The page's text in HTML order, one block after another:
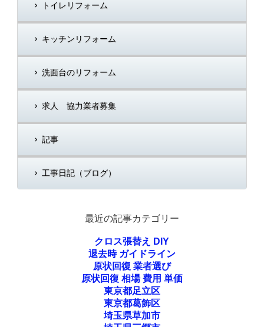
トイレリフォーム
キッチンリフォーム
洗面台のリフォーム
求人 協力業者募集
記事
工事日記（ブログ）
最近の記事カテゴリー
クロス張替え DIY
退去時 ガイドライン
原状回復 業者選び
原状回復 相場 費用 単価
東京都足立区
東京都葛飾区
埼玉県草加市